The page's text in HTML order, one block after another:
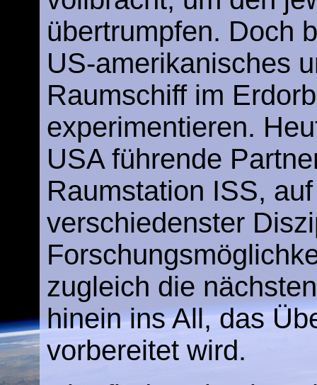
übertrumpfen. Doch
US-amerikanisches
Raumschiff im
experimentieren.
USA führende
Raumstation ISS,
verschiedenster
zugleich die
hinein ins All, das
vorbereitet wird.